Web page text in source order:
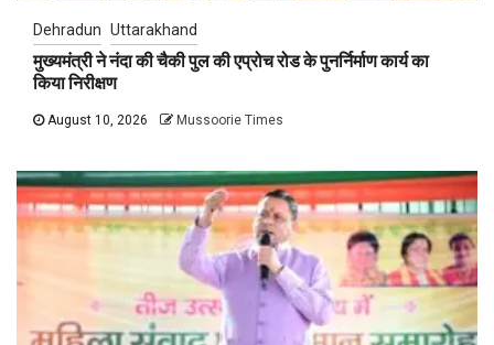
Dehradun Uttarakhand
मुख्यमंत्री ने नंदा की चैकी पुल की एप्रोच रोड के पुनर्निर्माण कार्य का
किया निरीक्षण
August 10, 2026 Mussoorie Times